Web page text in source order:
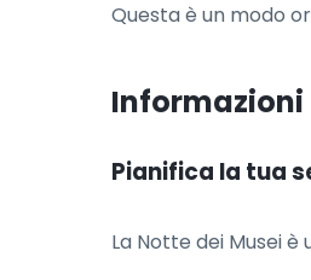
Questa è un modo
Pianifica la tua
La Notte dei Musei